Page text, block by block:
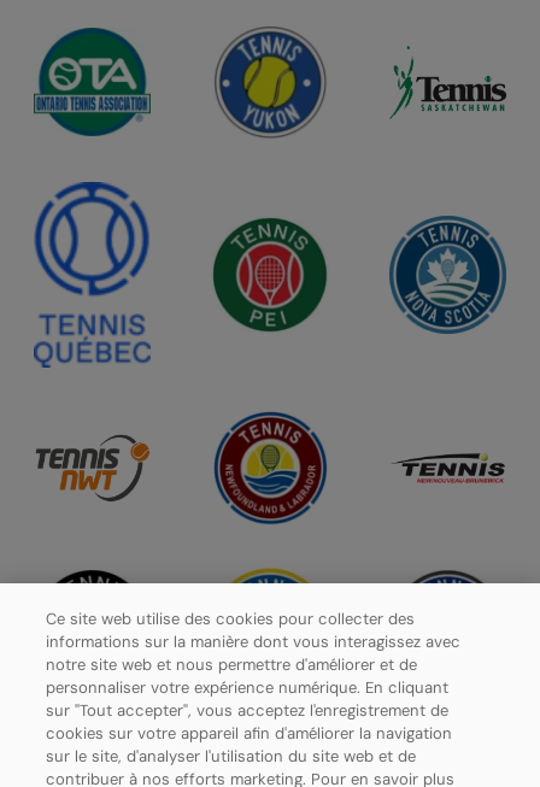
Ce site web utilise des cookies pour collecter des
informations sur la manière dont vous interagissez avec
notre site web et nous permettre d'améliorer et de
personnaliser votre expérience numérique. En cliquant
sur "Tout accepter", vous acceptez l'enregistrement de
cookies sur votre appareil afin d'améliorer la navigation
sur le site, d'analyser l'utilisation du site web et de
contribuer à nos efforts marketing. Pour en savoir plus